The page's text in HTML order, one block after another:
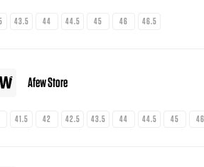
43.5 44 44.5 45 46 46.5
Afew Store
41.5 42 42.5 43.5 44 44.5 45 46